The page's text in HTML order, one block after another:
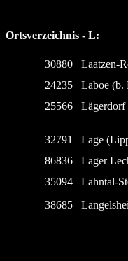
Ortsverzeichnis - L:
30880 Laatzen-
24235
Laboe (b.
25566
Lägerdorf
32791 Lage
86836
Lager
35094
Lahntal-
38685